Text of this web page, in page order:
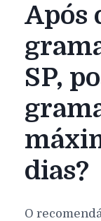
Após
SP,
dias?
O